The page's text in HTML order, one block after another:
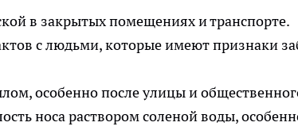
в закрытых помещениях и транспорте.
с людьми, которые имеют признаки
особенно после улицы и
носа раствором соленой воды,